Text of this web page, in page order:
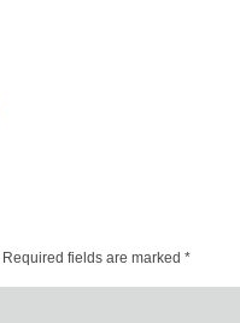
Required fields are marked *